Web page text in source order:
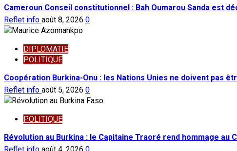
Cameroun Conseil constitutionnel : Bah Oumarou Sanda est
Reflet info août 8, 2026 0
DIPLOMATIE
POLITIQUE
Coopération Burkina-Onu : les Nations Unies ne doivent pas
Reflet info août 5, 2026 0
POLITIQUE
Révolution au Burkina : le Capitaine Traoré rend hommage au